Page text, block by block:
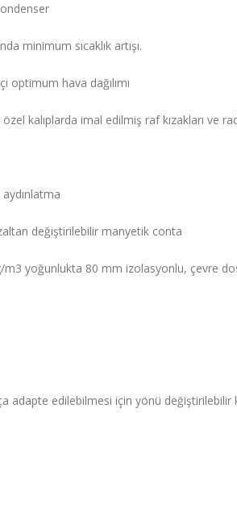
minimum sıcaklık artışı.
optimum hava dağılımı
kalıplarda imal edilmiş raf kızakları ve
değiştirilebilir manyetik conta
yoğunlukta 80 mm izolasyonlu, çevre
adapte edilebilmesi için yönü değiştirilebilir